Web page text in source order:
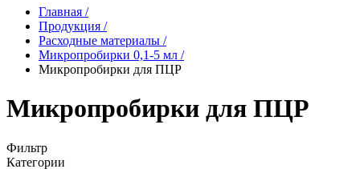
Главная /
Продукция /
Расходные материалы /
Микропробирки 0,1-5 мл /
Микропробирки для ПЦР
Микропробирки для ПЦР
Фильтр
Категории